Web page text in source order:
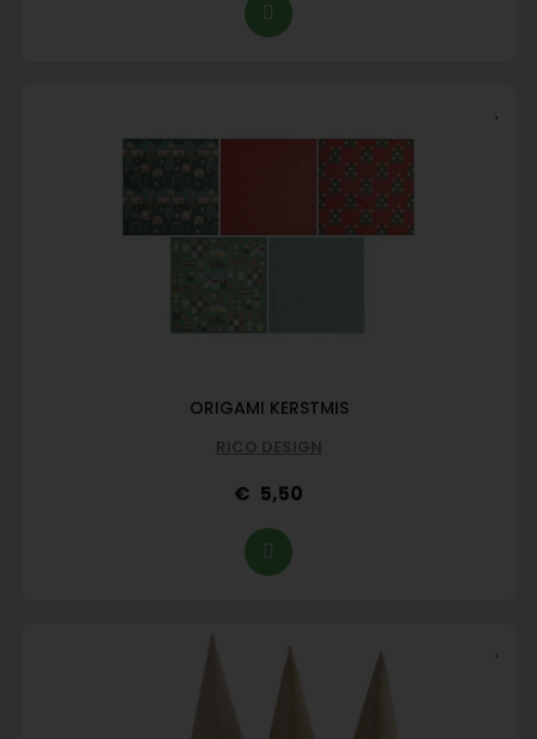
ORIGAMI KERSTMIS
RICO DESIGN
5,50